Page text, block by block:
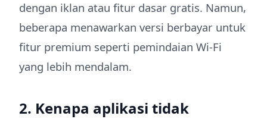
dengan iklan atau fitur dasar gratis. Namun,
beberapa menawarkan versi berbayar untuk
fitur premium seperti pemindaian Wi-Fi
yang lebih mendalam.
2. Kenapa aplikasi tidak